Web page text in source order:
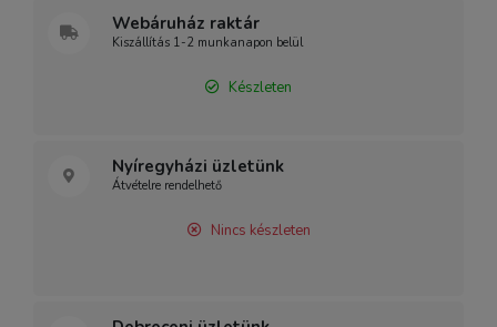
Webáruház raktár
Kiszállítás 1-2 munkanapon belül
Készleten
Nyíregyházi üzletünk
Átvételre rendelhető
Nincs készleten